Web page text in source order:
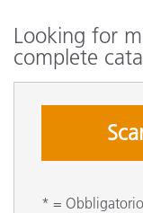
Looking for
complete
* = Obbligatorio